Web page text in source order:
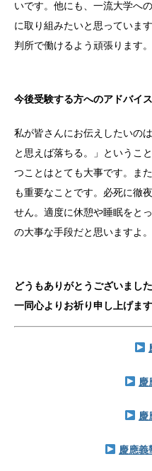
いです。他にも、一流大学へ
に取り組みたいと思っていま
判所で働けるよう頑張ります。
今後受験する方へのアドバイ
私が皆さんにお伝えしたいの
と思えば落ちる。」というこ
つことはとても大事です。ま
も重要なことです。必死に徹
せん。適度に休憩や睡眠をと
の大事な手段だと思いますよ。
どうもありがとうございまし
一同心よりお祈り申し上げます
慶
慶
慶應義